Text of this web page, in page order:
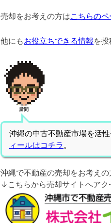
売却をお考えの方はこちらのペ
他にもお役立ちできる情報 を投
當間
沖縄の中古不動産市場を活
ィールはコチラ。
沖縄で不動産の売却をお考え
↓こちらから売却サイトへアク